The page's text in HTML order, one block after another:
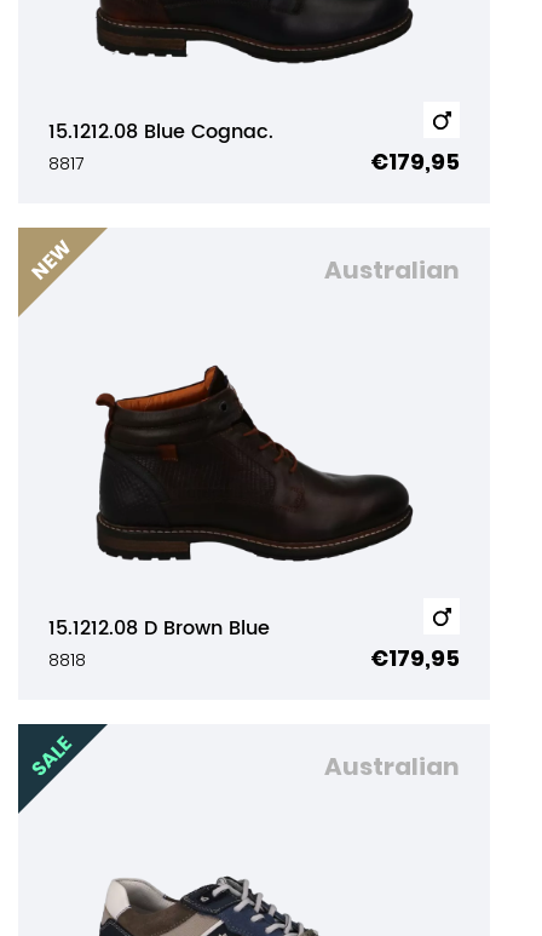
15.1212.08 Blue Cognac.
8817 €179,95
Australian
15.1212.08 D Brown Blue
8818 €179,95
Australian